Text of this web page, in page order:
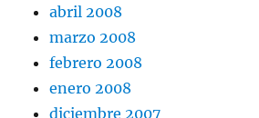
abril 2008
marzo 2008
febrero 2008
enero 2008
diciembre 2007